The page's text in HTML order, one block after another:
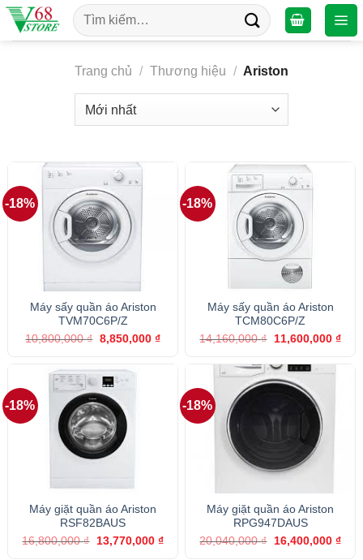
Chuyển
đến
Tìm
kiếm:
Trang chủ / Thương hiệu / Ariston
-18%
Máy sấy quần áo Ariston
TVM70C6P/Z
10,800,000₫ Giá
10,800,000 ₫.
8,850,000 ₫Giá
8,850,000 ₫.
-18%
Máy sấy quần áo Ariston
TCM80C6P/Z
14,160,000₫
Giá
14,160,000 ₫.
11,600,000 ₫Giá
-18%
Máy giặt quần áo Ariston
RSF82BAUS
16,800,000₫
Giá
13,770,000 ₫Giá
-18%
Máy giặt quần áo Ariston
RPG947DAUS
20,040,000₫
Giá
16,400,000 ₫Giá